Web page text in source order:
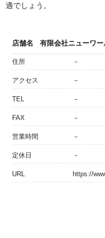
適でしょう。
店舗名 有限会社ニューワ
住所 －
アクセス －
TEL －
FAX －
営業時間 －
定休日 －
URL https://